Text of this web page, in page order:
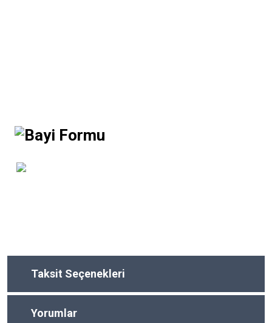
Taksit Seçenekleri
Yorumlar